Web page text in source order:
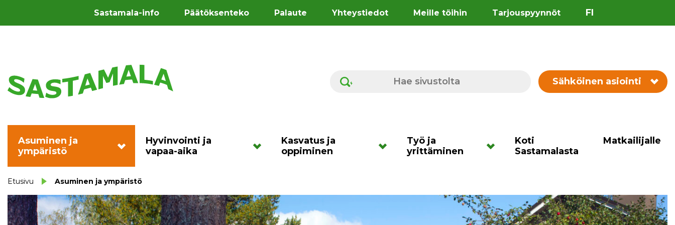
Sastamala-info Päätöksenteko Palaute Yhteystiedot Meille töihin Tarjouspyynnöt FI
Hae sivustolta Sähköinen asiointi
Asuminen ja
ympäristö
Hyvinvointi ja
vapaa-aika
Kasvatus ja
oppiminen
Työ ja
yrittäminen
Koti
Sastamalasta
Matkailijalle
Etusivu Asuminen ja ympäristö